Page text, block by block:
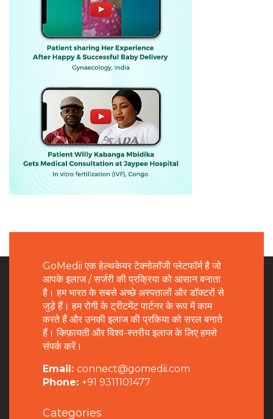
GoMedii एक हेल्थकेयर टेक्नोलॉजी प्लेटफॉर्म है जो
आपके इलाज / सर्जरी की प्रक्रिया को आसान बनाता
है। हम भारत के सबसे अच्छे अस्पतालों और डॉक्टरों से
जुड़े हैं। हम रोगी के ट्रीटमेंट पार्टनर के रूप में काम
करते हैं और उनकी इलाज की प्रकिया को सरल बनाते
हैं। किफ़ायती और विश्व-स्तरीय इलाज के लिए हमसे
संपर्क करें।
Email: connect@gomedii.com
Phone: +91 9311101477
Categories